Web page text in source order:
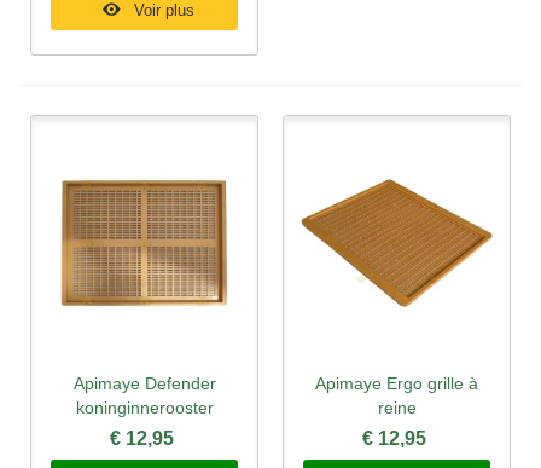
Voir plus
Apimaye Defender
koninginnerooster
€ 12,95
Apimaye Ergo grille à
reine
€ 12,95